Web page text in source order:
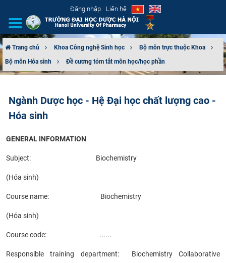
Đăng nhập Liên hệ
GIỚI THIỆU
TUYỂN SINH
ĐÀO TẠO
ĐẢM BẢO CHẤT LƯỢNG
HTQT
CỰU NGƯỜI HỌC
Trang chủ Khoa Công nghệ Sinh học
Bộ môn trực thuộc Khoa
Bộ môn Hóa sinh
Đề cương tóm tắt môn học/học phần
Ngành Dược học - Hệ Đại học chất lượng cao -
Hóa sinh
GENERAL INFORMATION
Subject: Biochemistry
(Hóa sinh)
Course name: Biochemistry
(Hóa sinh)
Course code: ......
Responsible training department: Biochemistry Collaborative